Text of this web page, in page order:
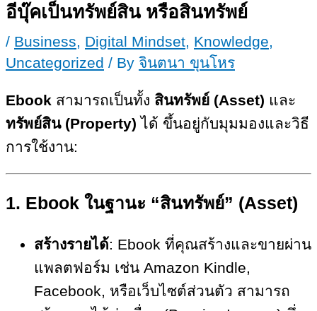
อีบุ๊คเป็นทรัพย์สิน​ หรือสินทรัพย์​
/ Business Digital Mindset Knowledge
Uncategorized / By จินตนา ขุนโหร
Ebook สามารถเป็นทั้ง สินทรัพย์ (Asset) และ
ทรัพย์สิน (Property) ได้ ขึ้นอยู่กับมุมมองและวิธี
การใช้งาน:
1. Ebook ในฐานะ “สินทรัพย์” (Asset)
สร้างรายได้: Ebook ที่คุณสร้างและขายผ่าน
แพลตฟอร์ม เช่น Amazon Kindle,
Facebook, หรือเว็บไซต์ส่วนตัว สามารถ